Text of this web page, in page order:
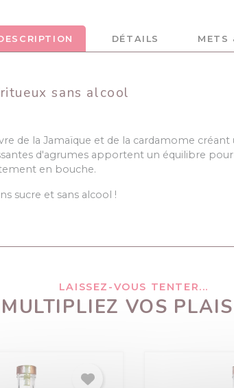
DÉTAILS METS
sans alcool
de la Jamaïque et de la cardamome
d'agrumes apportent un équilibre
en bouche.
sucre et sans alcool !
LAISSEZ-VOUS TENTER...
MULTIPLIEZ VOS